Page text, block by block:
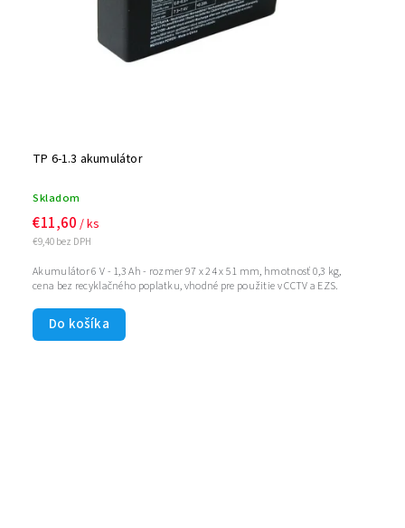
TP 6-1.3 akumulátor
Skladom
€9,40 bez DPH
€11,60 / ks
Do košíka
Akumulátor 6 V - 1,3 Ah - rozmer 97 x 24 x 51 mm, hmotnosť 0,3 kg,
cena bez recyklačného poplatku, vhodné pre použitie v CCTV a EZS.